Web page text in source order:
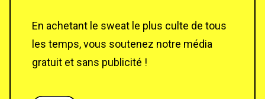
En achetant le sweat le plus culte de tous
les temps, vous soutenez notre média
gratuit et sans publicité !